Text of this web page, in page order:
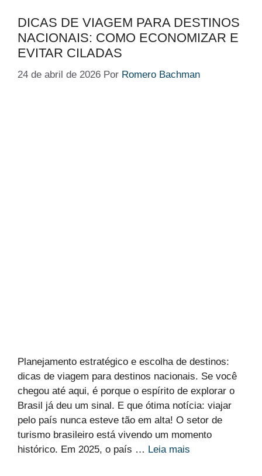
DICAS DE VIAGEM PARA DESTINOS
NACIONAIS: COMO ECONOMIZAR E
EVITAR CILADAS
24 de abril de 2026 Por Romero Bachman
Planejamento estratégico e escolha de destinos:
dicas de viagem para destinos nacionais. Se você
chegou até aqui, é porque o espírito de explorar o
Brasil já deu um sinal. E que ótima notícia: viajar
pelo país nunca esteve tão em alta! O setor de
turismo brasileiro está vivendo um momento
histórico. Em 2025, o país … Leia mais